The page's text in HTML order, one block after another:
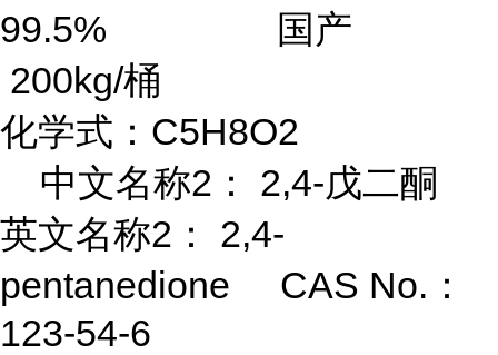
99.5% 国产
200kg/桶
化学式：C5H8O2
中文名称2： 2,4-戊二酮
英文名称2： 2,4-
pentanedione CAS No.：
123-54-6